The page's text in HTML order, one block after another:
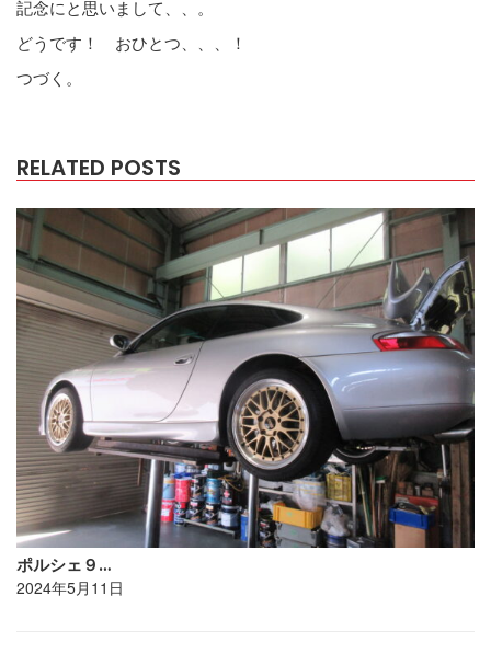
記念にと思いまして、、。
どうです！ おひとつ、、、！
つづく。
RELATED POSTS
ポルシェ９…
2024年5月11日